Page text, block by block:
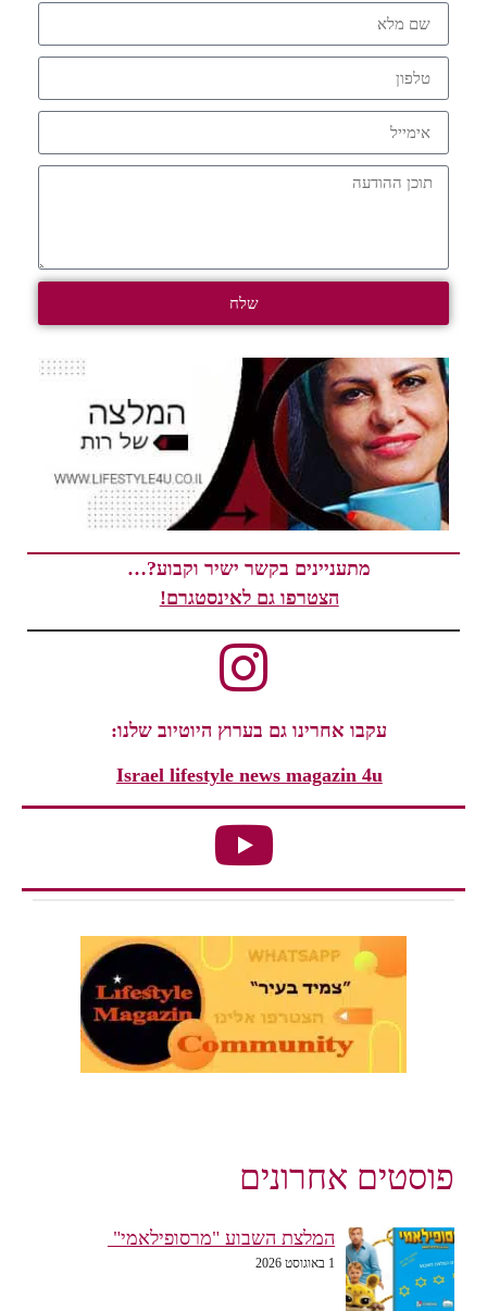
שלח
מתעניינים בקשר ישיר וקבוע?…
הצטרפו גם לאינסטגרם!
עקבו אחרינו גם בערוץ היוטיוב שלנו:
Israel lifestyle news magazin 4u
פוסטים אחרונים
המלצת השבוע "מרסופילאמי"
1 באוגוסט 2026